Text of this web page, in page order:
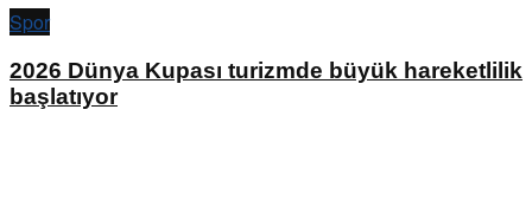
Spor
2026 Dünya Kupası turizmde büyük hareketlilik
başlatıyor